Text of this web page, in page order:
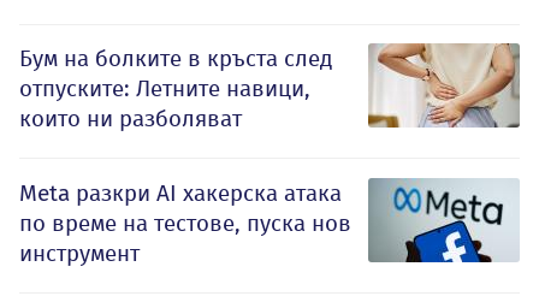
Бум на болките в кръста след
отпуските: Летните навици,
които ни разболяват
Meta разкри AI хакерска атака
по време на тестове, пуска нов
инструмент